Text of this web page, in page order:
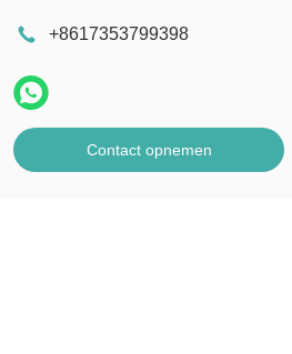
+8617353799398
Contact opnemen